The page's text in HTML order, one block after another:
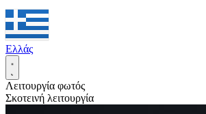
Ελλάς
Λειτουργία φωτός
Σκοτεινή λειτουργία